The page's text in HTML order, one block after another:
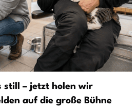
still – jetzt holen wir
auf die große Bühne